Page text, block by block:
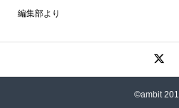
編集部より
©ambit